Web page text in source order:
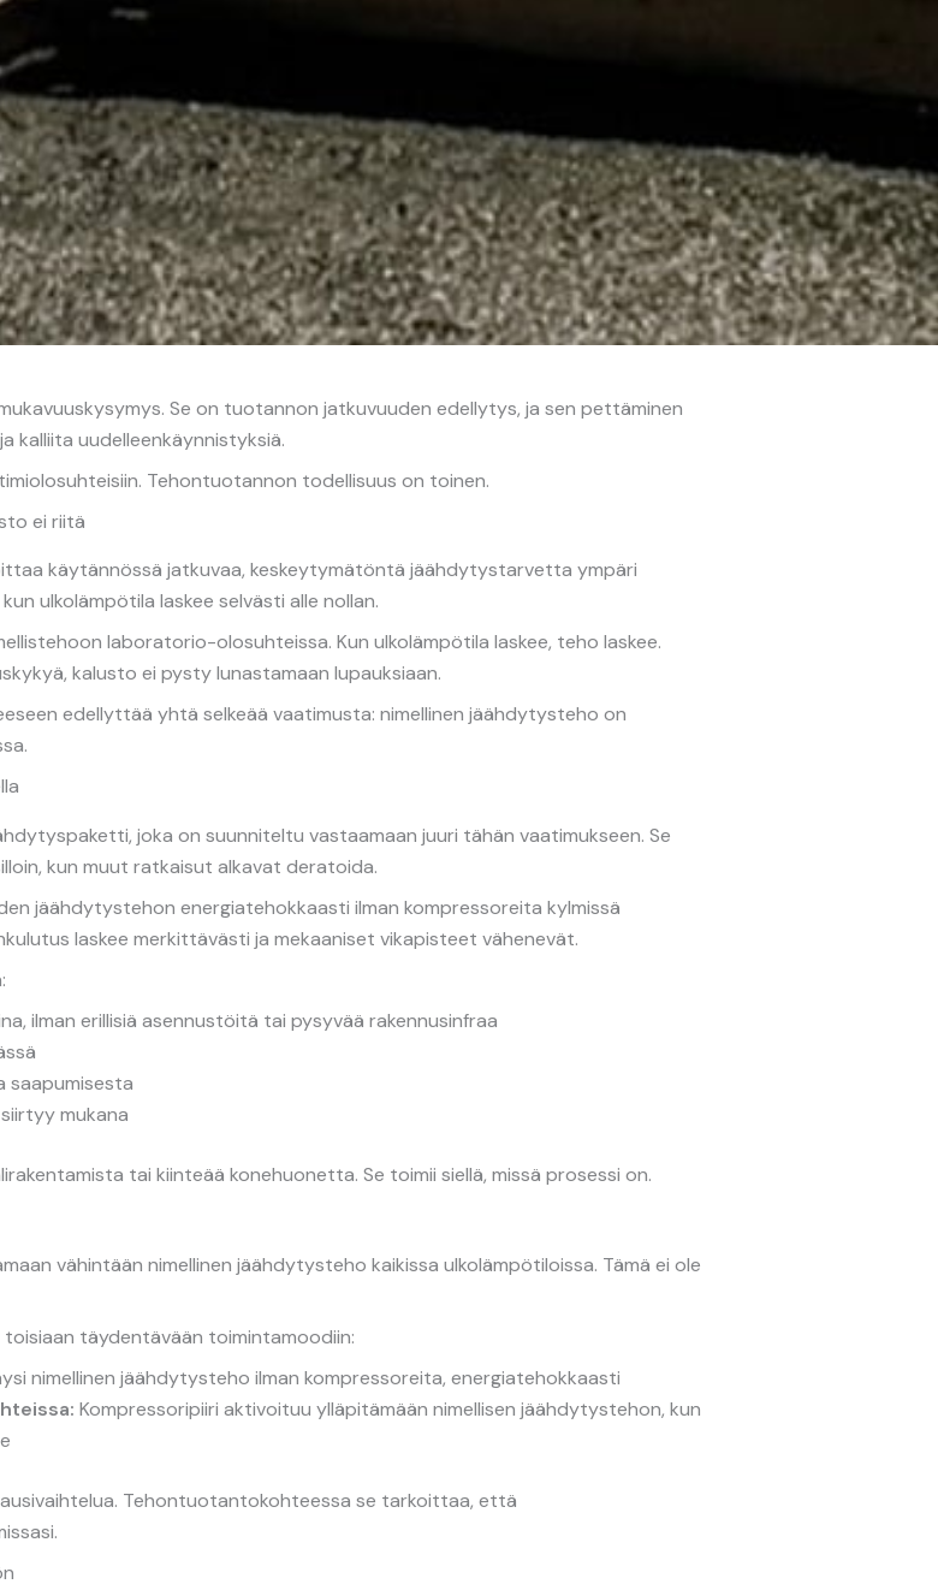
Se on tuotannon jatkuvuuden edellytys, ja sen pettäminen
uudelleenkäynnistyksiä.
Tehontuotannon todellisuus on toinen.
ei riitä
käytännössä jatkuvaa, keskeytymätöntä jäähdytystarvetta ympäri
ulkolämpötila laskee selvästi alle nollan.
laboratorio-olosuhteissa. Kun ulkolämpötila laskee, teho laskee.
kalusto ei pysty lunastamaan lupauksiaan.
edellyttää yhtä selkeää vaatimusta: nimellinen jäähdytysteho on
joka on suunniteltu vastaamaan juuri tähän vaatimukseen. Se
kun muut ratkaisut alkavat deratoida.
jäähdytystehon energiatehokkaasti ilman kompressoreita kylmissä
laskee merkittävästi ja mekaaniset vikapisteet vähenevät.
ilman erillisiä asennustöitä tai pysyvää rakennusinfraa
saapumisesta
mukana
tai kiinteää konehuonetta. Se toimii siellä, missä prosessi on.
vähintään nimellinen jäähdytysteho kaikissa ulkolämpötiloissa. Tämä ei ole
täydentävään toimintamoodiin:
nimellinen jäähdytysteho ilman kompressoreita, energiatehokkaasti
Kompressoripiiri aktivoituu ylläpitämään nimellisen jäähdytystehon, kun
Tehontuotantokohteessa se tarkoittaa, että